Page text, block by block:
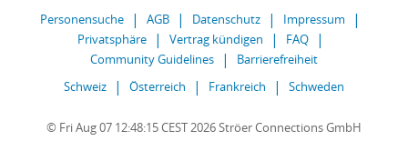
Personensuche AGB Datenschutz
Impressum
Privatsphäre
Vertrag kündigen
FAQ
Community Guidelines
Barrierefreiheit
Schweiz
Österreich Frankreich Schweden
© Fri Aug 07 12:48:15 CEST 2026 Ströer Connections GmbH